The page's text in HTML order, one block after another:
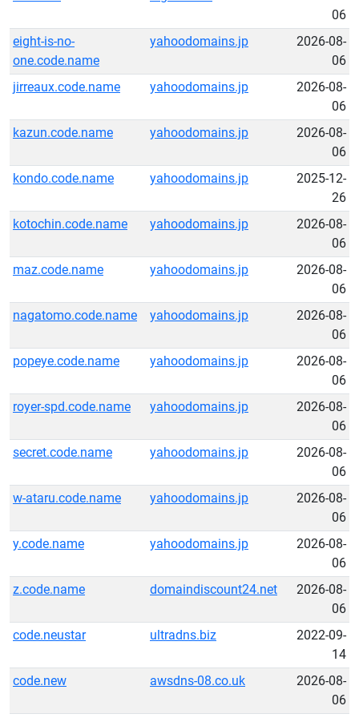
06
eight-is-no-
one.code.name
yahoodomains.jp
2026-08-
06
jirreaux.code.name
yahoodomains.jp
2026-08-
06
kazun.code.name
yahoodomains.jp
2026-08-
06
kondo.code.name
yahoodomains.jp
2025-12-
26
kotochin.code.name
yahoodomains.jp
2026-08-
06
maz.code.name
yahoodomains.jp
2026-08-
06
nagatomo.code.name
yahoodomains.jp
2026-08-
06
popeye.code.name
yahoodomains.jp
2026-08-
06
royer-spd.code.name
yahoodomains.jp
2026-08-
06
secret.code.name
yahoodomains.jp
2026-08-
06
w-ataru.code.name
yahoodomains.jp
2026-08-
06
y.code.name
yahoodomains.jp
2026-08-
06
z.code.name
domaindiscount24.net
2026-08-
06
code.neustar
ultradns.biz
2022-09-
14
code.new
awsdns-08.co.uk
2026-08-
06